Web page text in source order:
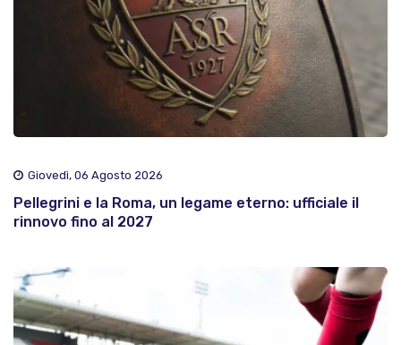
Giovedì, 06 Agosto 2026
Pellegrini e la Roma, un legame eterno: ufficiale il
rinnovo fino al 2027